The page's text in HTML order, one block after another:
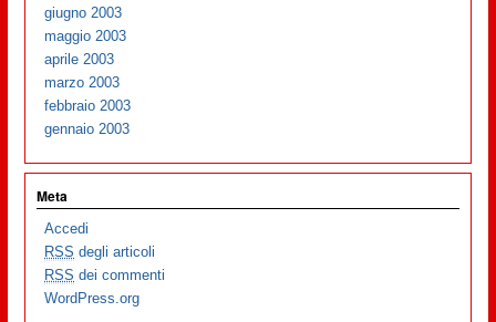
giugno 2003
maggio 2003
aprile 2003
marzo 2003
febbraio 2003
gennaio 2003
Meta
Accedi
RSS degli articoli
RSS dei commenti
WordPress.org